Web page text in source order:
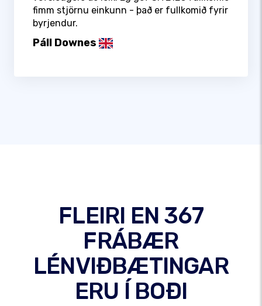
fimm stjörnu einkunn - það er fullkomið fyrir
byrjendur.
Páll Downes
FLEIRI EN 367
FRÁBÆR
LÉNVIÐBÆTINGAR
ERU Í BOÐI